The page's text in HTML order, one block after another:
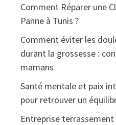
Comment Réparer une
Panne à Tunis ?
Comment éviter les
durant la grossesse :
mamans
Santé mentale et paix
pour retrouver un
Entreprise terrassement